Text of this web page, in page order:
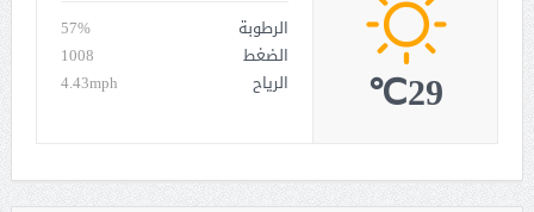
الرطوبة
57%
الضغط
1008
الرياح
4.43mph 29℃